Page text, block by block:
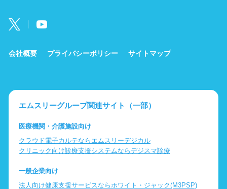
会社概要 プライバシーポリシー サイトマップ
エムスリーグループ関連サイト（一部）
医療機関・介護施設向け
クラウド電子カルテならエムスリーデジカル
クリニック向け診療支援システムならデジスマ診療
一般企業向け
法人向け健康支援サービスならホワイト・ジャック(M3PSP)